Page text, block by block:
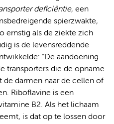
deficiëntie, een
spierzwakte,
ernstig als de ziekte zich
is de levensreddende
“De aandoening
transporters die de opname
de darmen naar de cellen of
Riboflavine is een
B2. Als het lichaam
is dat op te lossen door